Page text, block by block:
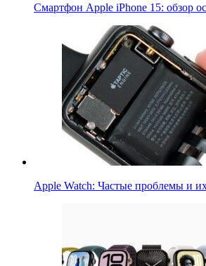
Смартфон Apple iPhone 15: обзор
Apple Watch: Частые проблемы и